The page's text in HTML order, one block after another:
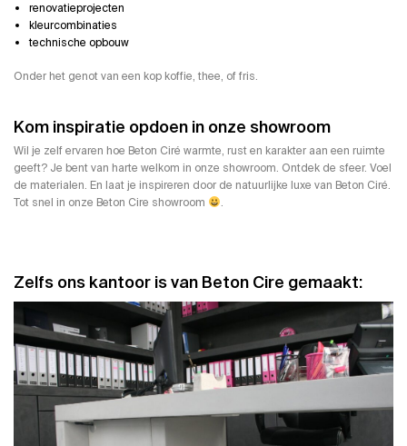
renovatieprojecten
kleurcombinaties
technische opbouw
Onder het genot van een kop koffie, thee, of fris.
Kom inspiratie opdoen in onze showroom
Wil je zelf ervaren hoe Beton Ciré warmte, rust en karakter aan een ruimte
geeft? Je bent van harte welkom in onze showroom. Ontdek de sfeer. Voel
de materialen. En laat je inspireren door de natuurlijke luxe van Beton Ciré.
Tot snel in onze Beton Cire showroom
.
Zelfs ons kantoor is van Beton Cire gemaakt: